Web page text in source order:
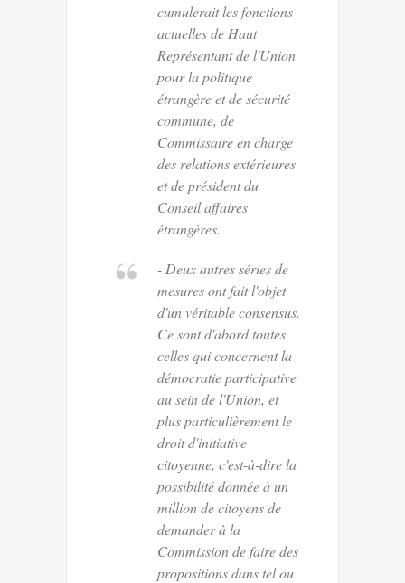
cumulerait les fonctions
actuelles de Haut
Représentant de l'Union
pour la politique
étrangère et de sécurité
commune, de
Commissaire en charge
des relations extérieures
et de président du
Conseil affaires
étrangères.
- Deux autres séries de
mesures ont fait l'objet
d'un véritable consensus.
Ce sont d'abord toutes
celles qui concernent la
démocratie participative
au sein de l'Union, et
plus particulièrement le
droit d'initiative
citoyenne, c'est-à-dire la
possibilité donnée à un
million de citoyens de
demander à la
Commission de faire des
propositions dans tel ou